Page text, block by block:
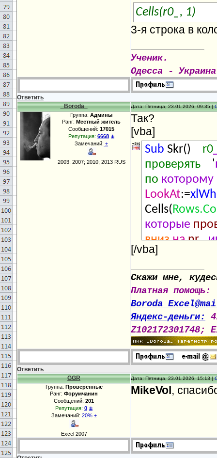
Cells(r0_, 1)
3-я строка в
Ученик.
Одесса - Украина
Ответить
_Boroda_
Дата: Пятница, 23.01.2026, 09:35 |
Группа: Админы
Ранг: Местный житель
Сообщений: 17015
Репутация: 6668 ±
Замечаний: ±
2003; 2007; 2010; 2013 RUS
Так?
[vba]
Sub Skr() r0
проверять '
по которому
LookAt:=
Cells(
которые
вниз на nr_
c0_
= Тrue 'End
Cells.Find(
MatchCase
c0_).End(3).
c0_).Resize(
= FalseEnd
[/vba]
Скажи мне,
Платная помощь:
Яндекс-деньги:
Z102172301748;
Ответить
GGR
Дата: Пятница, 23.01.2026, 15:13 |
Группа: Проверенные
Ранг: Форумчанин
Сообщений: 201
Репутация: 0 ±
Замечаний: 20% ±
Excel 2007
MikeVol,